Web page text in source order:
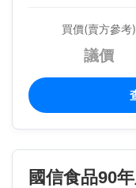
買價(賣方參考)
議價
國信食品90